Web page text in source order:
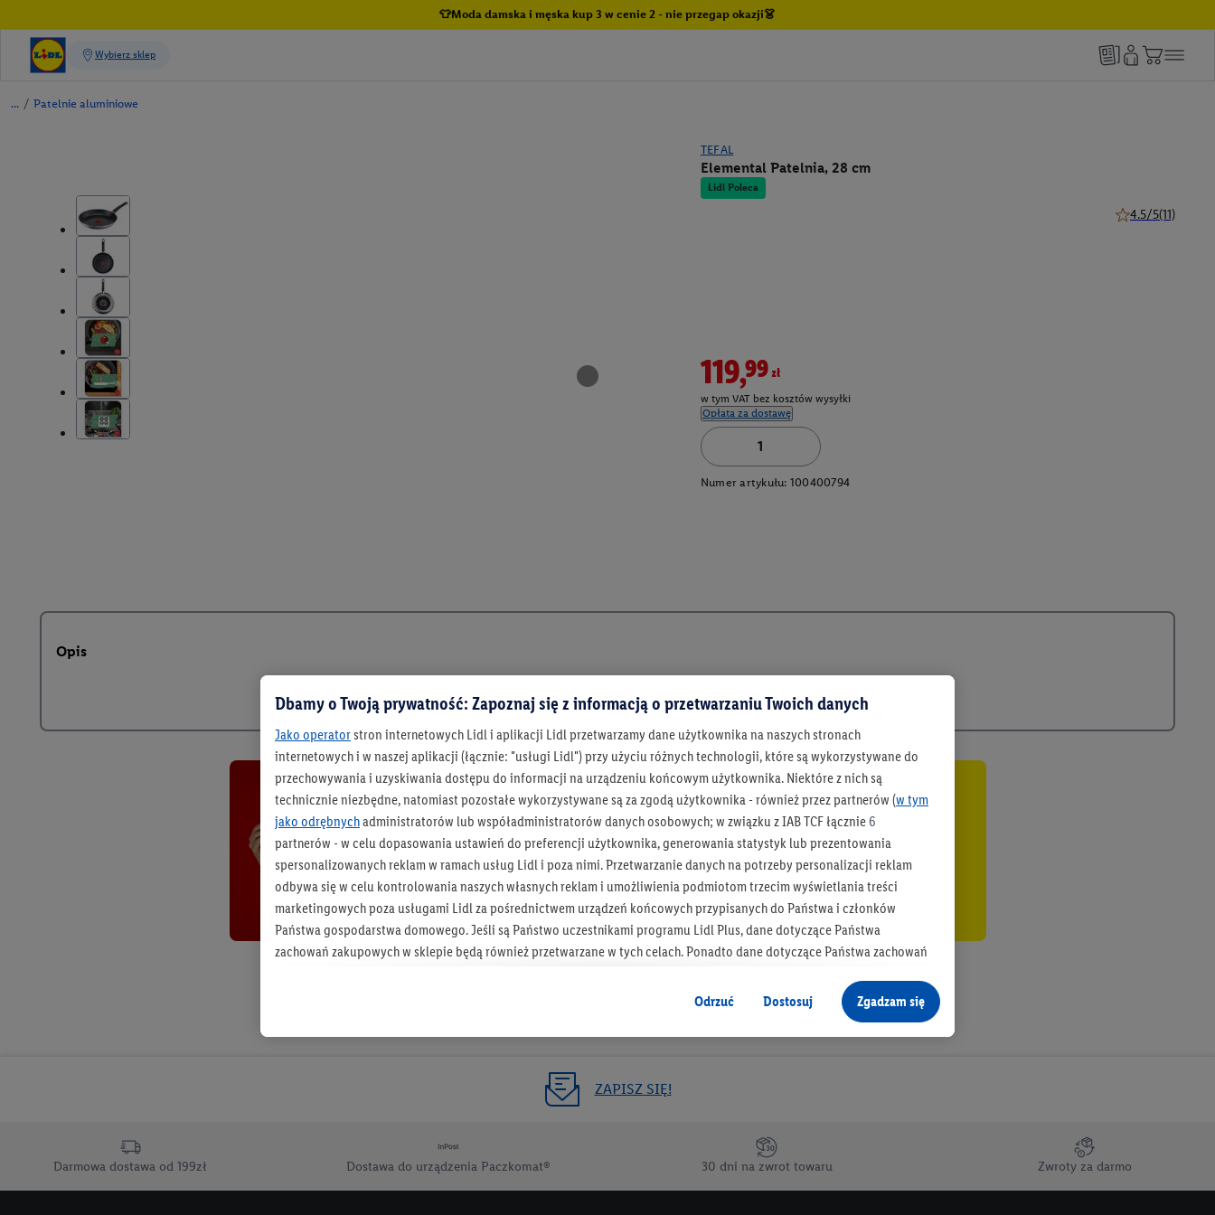
👕Moda damska i męska kup 3 w cenie 2 - nie przegap okazji👗
/ Patelnie aluminiowe
TEFAL
Elemental Patelnia, 28 cm
Lidl Poleca
4.5/5(11)
119,99zł
w tym VAT bez kosztów wysyłki
Opłata za dostawę
Numer artykułu: 100400794
Opis
Bądź na bieżąco
Otrzymuj newsletter Lidla
Zapisz się!
ZAPISZ SIĘ!
Darmowa dostawa od 199zł Dostawa do urządzenia Paczkomat® 30 dni na zwrot towaru Zwroty za darmo
Dbamy o Twoją prywatność: Zapoznaj się z informacją o przetwarzaniu Twoich danych
Jako operatorstron internetowych Lidl i aplikacji Lidl przetwarzamy dane użytkownika na naszych stronach
internetowych i w naszej aplikacji (łącznie: "usługi Lidl") przy użyciu różnych technologii, które są wykorzystywane do
przechowywania i uzyskiwania dostępu do informacji na urządzeniu końcowym użytkownika. Niektóre z nich są
technicznie niezbędne, natomiast pozostałe wykorzystywane są za zgodą użytkownika - również przez partnerów (w tym
jako odrębnychadministratorów lub współadministratorów danych osobowych; w związku z IAB TCF łącznie 6
partnerów - w celu dopasowania ustawień do preferencji użytkownika, generowania statystyk lub prezentowania
spersonalizowanych reklam w ramach usług Lidl i poza nimi. Przetwarzanie danych na potrzeby personalizacji reklam
odbywa się w celu kontrolowania naszych własnych reklam i umożliwienia podmiotom trzecim wyświetlania treści
marketingowych poza usługami Lidl za pośrednictwem urządzeń końcowych przypisanych do Państwa i członków
Państwa gospodarstwa domowego. Jeśli są Państwo uczestnikami programu Lidl Plus, dane dotyczące Państwa
zachowań zakupowych w sklepie będą również przetwarzane w tych celach. Ponadto dane dotyczące Państwa zachowań
jako niezależny administrator danych
Tworzenie spersonalizowanych reklam opiera się na generowaniu profili, które są również wzbogacane o dane z innych
informacji z konta klienta - np. wieku lub płci - a także dokładnych danych dotyczących lokalizacji), również przez różne
urządzenia końcowe i usługi Lidl, w tym przechowywanie lub uzyskiwanie dostępu do informacji na urządzeniach
przetwarzanie odbywa się również w celu pomiaru wydajności/skuteczności reklamy, badania grup docelowych,
opracowywania ofert oraz zapewnienia bezpieczeństwa technicznego i optymalizacji wyświetlania konkretnych treści.
Odrzuć Dostosuj Zgadzam się